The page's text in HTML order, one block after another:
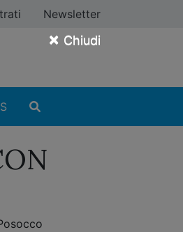
× Chiudi
Newsletter